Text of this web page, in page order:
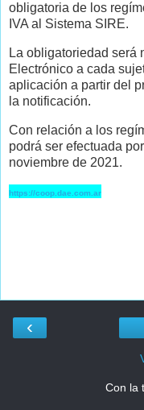
obligatoria de los
IVA al Sistema SIRE.
La obligatoriedad será
Electrónico a cada
aplicación a partir del
la notificación.
Con relación a los
podrá ser efectuada
noviembre de 2021.
https://coop.dae.com.ar
‹
Con la